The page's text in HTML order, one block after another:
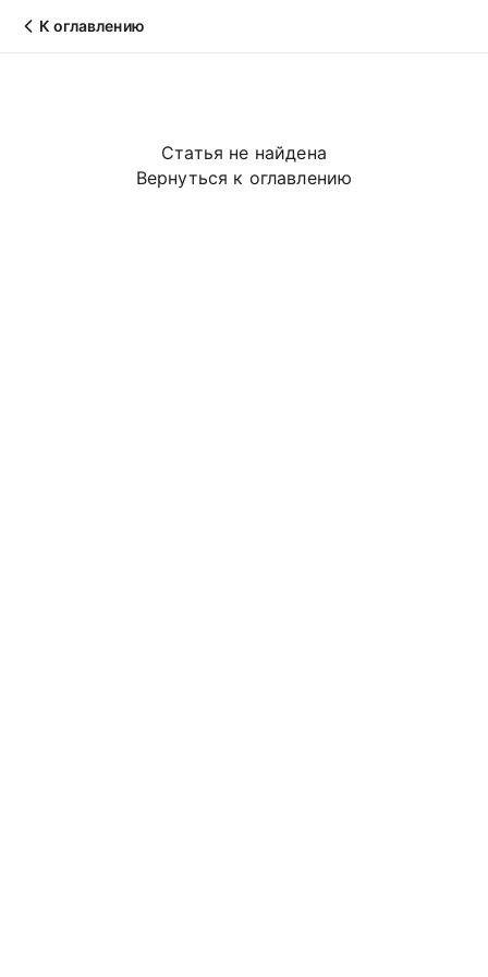
К оглавлению
Статья не найдена
Вернуться к оглавлению